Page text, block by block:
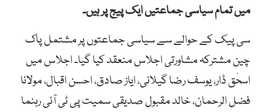
میں تمام سیاسی جماعتیں ایک پیج پر ہیں۔
سی پیک کے حوالے سے سیاسی جماعتوں پر مشتمل پاک
چین مشترکہ مشاورتی اجلاس منعقد کیا گیا۔ اجلاس میں
اسحٰق ڈار، یوسف رضا گیلانی، ایاز صادق، احسن اقبال، مولانا
فضل الرحمان، خالد مقبول صدیقی سمیت پی ٹی آئی رہنما